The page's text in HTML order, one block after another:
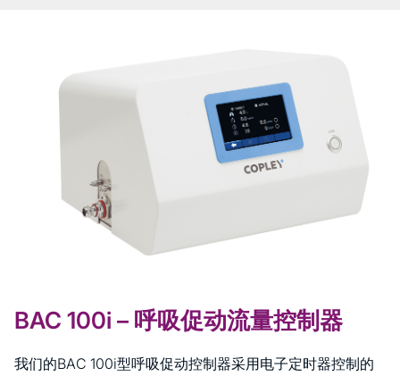
BAC 100i – 呼吸促动流量控制器
我们的BAC 100i型呼吸促动控制器采用电子定时器控制的